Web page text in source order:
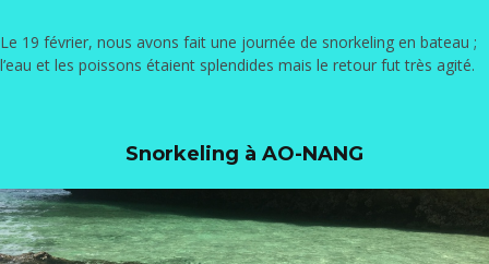
Le 19 février, nous avons fait une journée de snorkeling en bateau ;
l’eau et les poissons étaient splendides mais le retour fut très agité.
Snorkeling à AO-NANG